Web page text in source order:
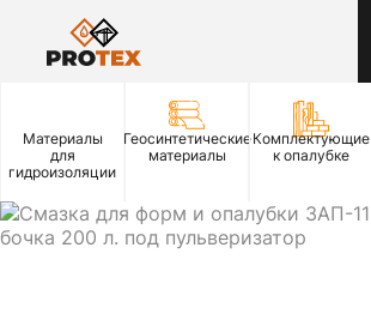
Материалы
для
гидроизоляции
Геосинтетические
материалы
Комплектующие
к опалубке